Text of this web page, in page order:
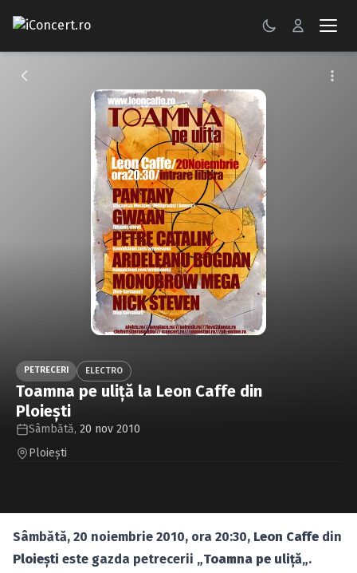
CONCERTE
Caută în site...
PETRECERI ELECTRO
Toamna pe uliţă la Leon Caffe din
Ploieşti
Sâmbătă, 20 nov 2010
Ploieşti
Sâmbătă, 20 noiembrie 2010, ora 20:30, Leon Caffe din
Ploieşti este gazda petrecerii „Toamna pe uliţă„.